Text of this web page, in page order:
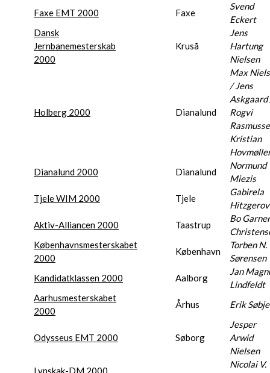
Faxe EMT 2000
Faxe
Svend
Eckert
Dansk
Jernbanemesterskab
2000
Kruså
Jens
Hartung
Nielsen
Holberg 2000 Dianalund
Max
/ Jens
Askgaard
Rogvi
Kristian
Dianalund 2000
Dianalund
Normund
Miezis
Tjele WIM 2000
Tjele
Gabirela
Aktiv-Alliancen 2000
Taastrup
Bo Garner
Københavnsmesterskabet
2000
København
Torben N.
Sørensen
Kandidatklassen 2000
Aalborg
Jan
Lindfeldt
Aarhusmesterskabet
2000
Århus Erik
Odysseus EMT 2000 Søborg
Jesper
Arwid
Nielsen
Lynskak-DM 2000
Nicolai V.